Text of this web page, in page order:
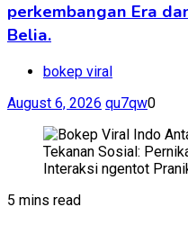
perkembangan Era
Belia.
bokep viral
August 6, 2026 qu7qw0
5 mins read